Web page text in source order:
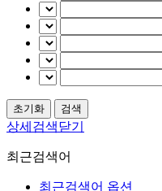
상세검색닫기
최근검색어
최근검색어 옵션